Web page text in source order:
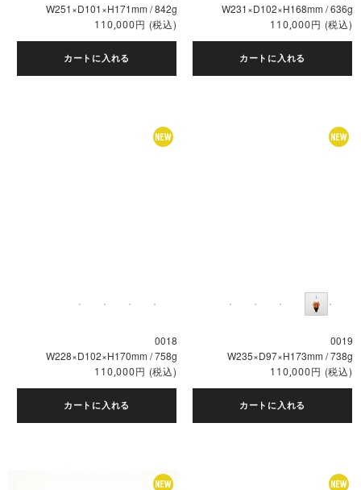
W251×D101×H171mm / 842g
110,000円 (税込)
カートに入れる
W231×D102×H168mm / 636g
110,000円 (税込)
カートに入れる
0018
W228×D102×H170mm / 758g
110,000円 (税込)
カートに入れる
0019
W235×D97×H173mm / 738g
110,000円 (税込)
カートに入れる